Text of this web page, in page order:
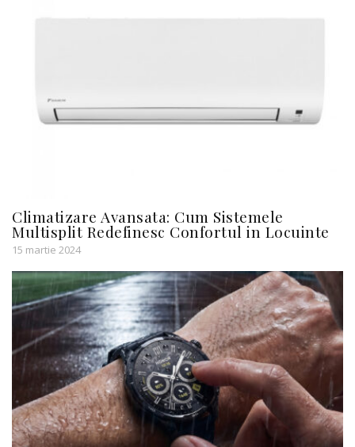
Climatizare Avansata: Cum Sistemele
Multisplit Redefinesc Confortul in Locuinte
15 martie 2024